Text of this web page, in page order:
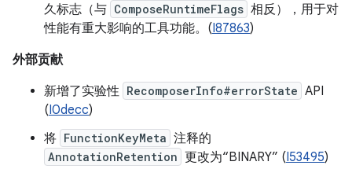
久标志（与 ComposeRuntimeFlags 相反），用于对
性能有重大影响的工具功能。(I87863)
外部贡献
新增了实验性 RecomposerInfo#errorState API
(I0decc)
将 FunctionKeyMeta 注释的
AnnotationRetention 更改为“BINARY” (I53495)